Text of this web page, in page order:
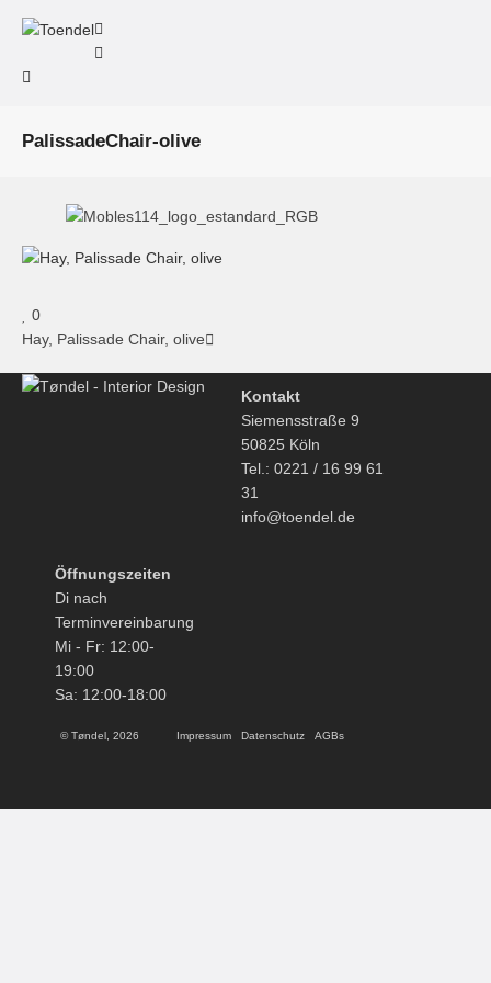
PalissadeChair-olive
0
Hay, Palissade Chair, olive
Kontakt
Siemensstraße 9
50825 Köln
Tel.: 0221 / 16 99 61
31
info@toendel.de
Öffnungszeiten
Di nach
Terminvereinbarung
Mi - Fr: 12:00-
19:00
Sa: 12:00-18:00
© Tøndel, 2026 Impressum Datenschutz AGBs